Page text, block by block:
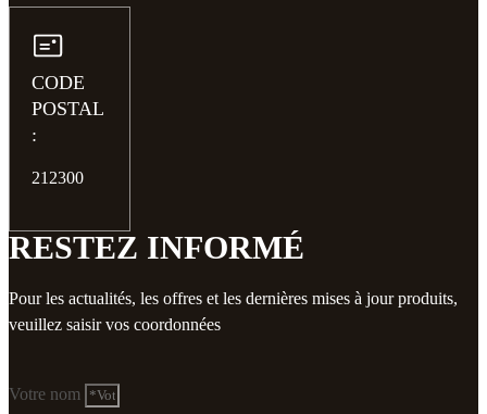
CODE
POSTAL
:
212300
RESTEZ INFORMÉ
Pour les actualités, les offres et les dernières mises à jour produits,
veuillez saisir vos coordonnées
Votre nom